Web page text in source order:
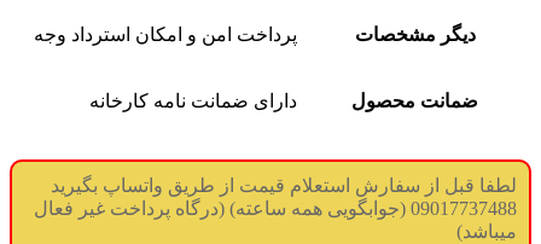
دیگر مشخصات پرداخت امن و امکان استرداد وجه
ضمانت محصول دارای ضمانت نامه کارخانه
لطفا قبل از سفارش استعلام قیمت از طریق واتساپ بگیرید
09017737488 (جوابگویی همه ساعته) (درگاه پرداخت غیر فعال
میباشد)